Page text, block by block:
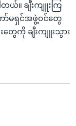
ယ်။ ချီးကျူးကြ
ော်မရှင်အဖွဲ့ဝင်တွေ
ေကို ချီးကျူးသွား